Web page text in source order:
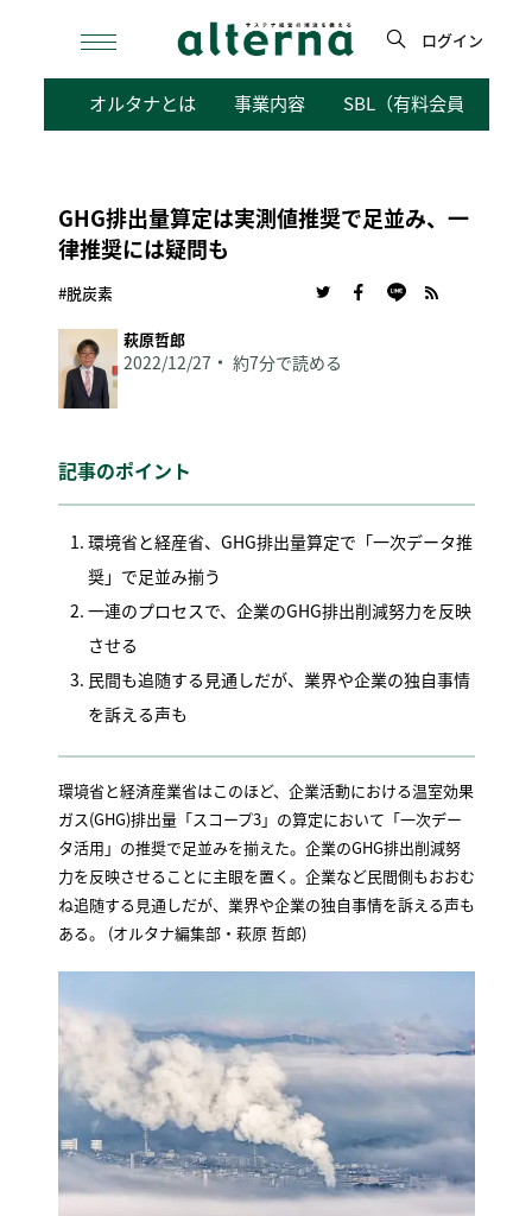
検
ログイン
オルタナとは 事業内容 SBL（有料会員向けサ
GHG排出量算定は実測値推奨で足並み、一
律推奨には疑問も
#脱炭素
萩原哲郎
2022/12/27 約7分で読める
記事のポイント
環境省と経産省、GHG排出量算定で「一次データ推
奨」で足並み揃う
一連のプロセスで、企業のGHG排出削減努力を反映
させる
民間も追随する見通しだが、業界や企業の独自事情
を訴える声も
環境省と経済産業省はこのほど、企業活動における温室効果
ガス(GHG)排出量「スコープ3」の算定において「一次デー
タ活用」の推奨で足並みを揃えた。企業のGHG排出削減努
力を反映させることに主眼を置く。企業など民間側もおおむ
ね追随する見通しだが、業界や企業の独自事情を訴える声も
ある。 (オルタナ編集部・萩原 哲郎)